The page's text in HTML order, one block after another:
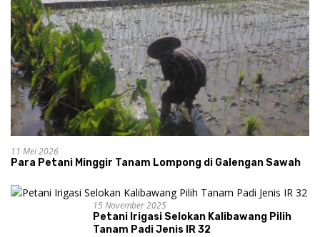
11 Mei 2026
Para Petani Minggir Tanam Lompong di Galengan Sawah
15 November 2025
Petani Irigasi Selokan Kalibawang Pilih
Tanam Padi Jenis IR 32